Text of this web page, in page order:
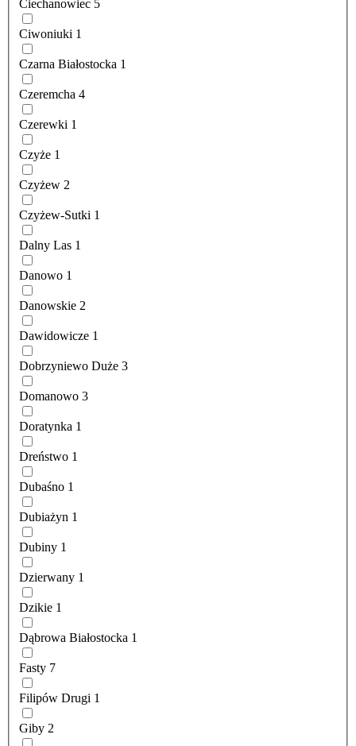
Ciechanowiec 5
Ciwoniuki 1
Czarna Białostocka 1
Czeremcha 4
Czerewki 1
Czyże 1
Czyżew 2
Czyżew-Sutki 1
Dalny Las 1
Danowo 1
Danowskie 2
Dawidowicze 1
Dobrzyniewo Duże 3
Domanowo 3
Doratynka 1
Dreństwo 1
Dubaśno 1
Dubiażyn 1
Dubiny 1
Dzierwany 1
Dzikie 1
Dąbrowa Białostocka 1
Fasty 7
Filipów Drugi 1
Giby 2